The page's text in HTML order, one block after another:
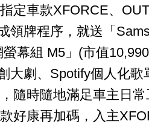
定車款XFORCE、
領牌程序，就送「
幕組 M5」(市值
大劇、Spotify個人化歌
隨時隨地滿足車主日
好康再加碼，入主